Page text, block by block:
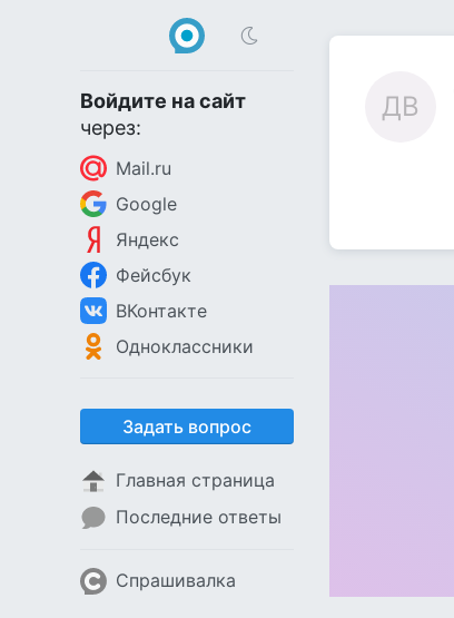
Войдите на сайт
через:
Mail.ru
Google
Яндекс
Фейсбук
ВКонтакте
Одноклассники
Задать вопрос
Главная страница
Последние ответы
Спрашивалка
ДВ